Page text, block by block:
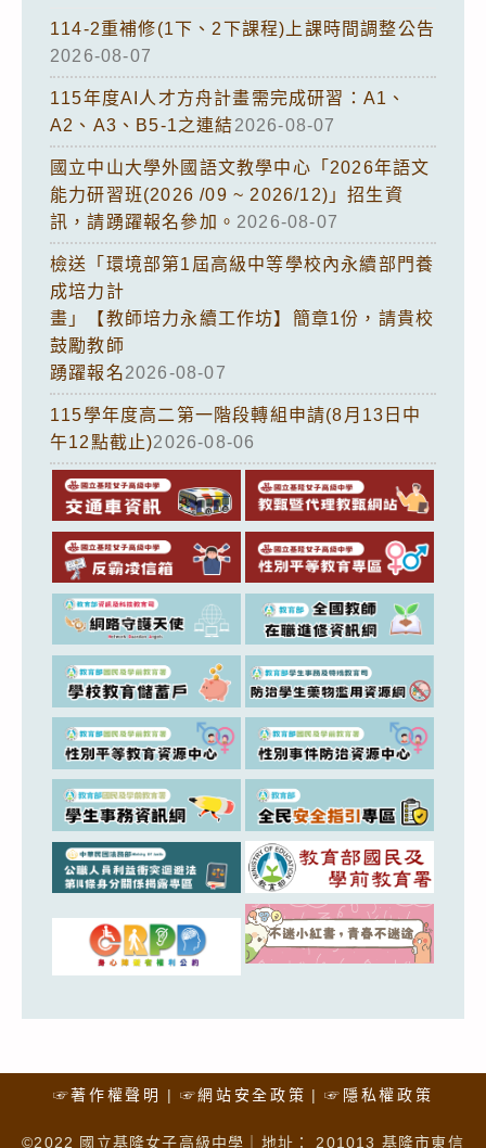
114-2重補修(1下、2下課程)上課時間調整公告
2026-08-07
115年度AI人才方舟計畫需完成研習：A1、
A2、A3、B5-1之連結2026-08-07
國立中山大學外國語文教學中心「2026年語文
能力研習班(2026 /09 ~ 2026/12)」招生資
訊，請踴躍報名參加。 2026-08-07
檢送「環境部第1屆高級中等學校內永續部門養
成培力計
畫」【教師培力永續工作坊】簡章1份，請貴校
鼓勵教師
踴躍報名2026-08-07
115學年度高二第一階段轉組申請(8月13日中
午12點截止)2026-08-06
☞著作權聲明 ☞網站安全政策 ☞隱私權政策
©2022 國立基隆女子高級中學｜地址： 201013 基隆市東信